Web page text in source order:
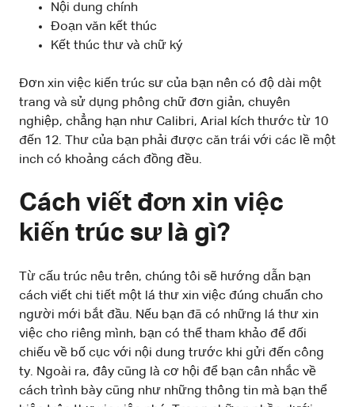
Nội dung chính
Đoạn văn kết thúc
Kết thúc thư và chữ ký
Đơn xin việc kiến trúc sư của bạn nên có độ dài một
trang và sử dụng phông chữ đơn giản, chuyên
nghiệp, chẳng hạn như Calibri, Arial kích thước từ 10
đến 12. Thư của bạn phải được căn trái với các lề một
inch có khoảng cách đồng đều.
Cách viết đơn xin việc
kiến trúc sư là gì?
Từ cấu trúc nêu trên, chúng tôi sẽ hướng dẫn bạn
cách viết chi tiết một lá thư xin việc đúng chuẩn cho
người mới bắt đầu. Nếu bạn đã có những lá thư xin
việc cho riêng mình, bạn có thể tham khảo để đối
chiếu về bố cục với nội dung trước khi gửi đến công
ty. Ngoài ra, đây cũng là cơ hội để bạn cân nhắc về
cách trình bày cũng như những thông tin mà bạn thể